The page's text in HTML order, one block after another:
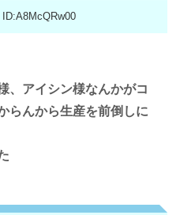
ID:A8McQRw00
、アイシン様なんかがコ
らんから生産を前倒しに